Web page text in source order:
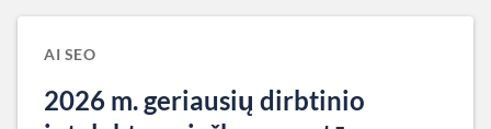
AI SEO
2026 m. geriausių dirbtinio